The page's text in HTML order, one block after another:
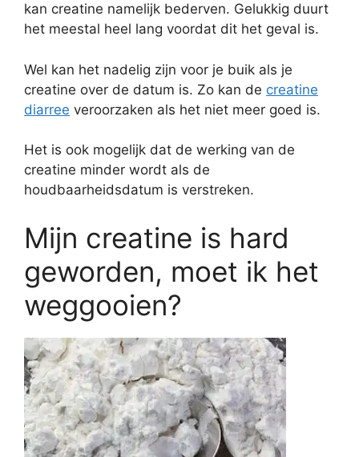
kan creatine namelijk bederven. Gelukkig duurt
het meestal heel lang voordat dit het geval is.
Wel kan het nadelig zijn voor je buik als je
creatine over de datum is. Zo kan de creatine
diarree veroorzaken als het niet meer goed is.
Het is ook mogelijk dat de werking van de
creatine minder wordt als de
houdbaarheidsdatum is verstreken.
Mijn creatine is hard
geworden, moet ik het
weggooien?